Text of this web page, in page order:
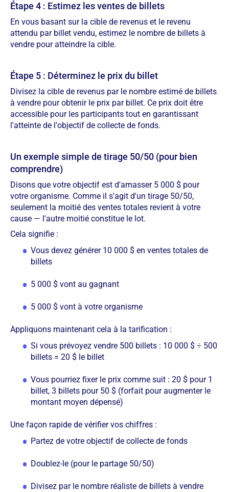
Étape 4 : Estimez les ventes de billets
En vous basant sur la cible de revenus et le revenu
attendu par billet vendu, estimez le nombre de billets à
vendre pour atteindre la cible.
Étape 5 : Déterminez le prix du billet
Divisez la cible de revenus par le nombre estimé de billets
à vendre pour obtenir le prix par billet. Ce prix doit être
accessible pour les participants tout en garantissant
l'atteinte de l'objectif de collecte de fonds.
Un exemple simple de tirage 50/50 (pour bien
comprendre)
Disons que votre objectif est d'amasser 5 000 $ pour
votre organisme. Comme il s'agit d'un tirage 50/50,
seulement la moitié des ventes totales revient à votre
cause — l'autre moitié constitue le lot.
Cela signifie :
Vous devez générer 10 000 $ en ventes totales de
billets
5 000 $ vont au gagnant
5 000 $ vont à votre organisme
Appliquons maintenant cela à la tarification :
Si vous prévoyez vendre 500 billets : 10 000 $ ÷ 500
billets = 20 $ le billet
Vous pourriez fixer le prix comme suit : 20 $ pour 1
billet, 3 billets pour 50 $ (forfait pour augmenter le
montant moyen dépensé)
Une façon rapide de vérifier vos chiffres :
Partez de votre objectif de collecte de fonds
Doublez-le (pour le partage 50/50)
Divisez par le nombre réaliste de billets à vendre